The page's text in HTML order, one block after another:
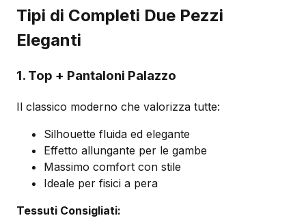
Tipi di Completi Due Pezzi
Eleganti
1. Top + Pantaloni Palazzo
Il classico moderno che valorizza tutte:
Silhouette fluida ed elegante
Effetto allungante per le gambe
Massimo comfort con stile
Ideale per fisici a pera
Tessuti Consigliati: